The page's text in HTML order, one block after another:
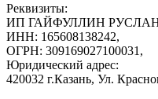
Реквизиты:
ИП ГАЙФУЛЛИН
ИНН: 165608138242,
ОГРН: 309169027100031,
Юридический адрес:
420032 г.Казань, Ул.